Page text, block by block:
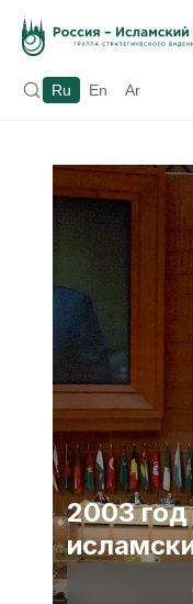
Ru En Ar
2003